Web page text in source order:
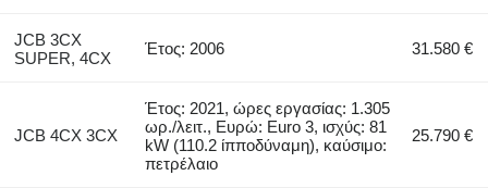
JCB 3CX
SUPER, 4CX
Έτος: 2006 31.580 €
JCB 4CX 3CX
Έτος: 2021, ώρες εργασίας: 1.305
ωρ./λειτ., Ευρώ: Euro 3, ισχύς: 81
kW (110.2 ίπποδύναμη), καύσιμο:
πετρέλαιο
25.790 €